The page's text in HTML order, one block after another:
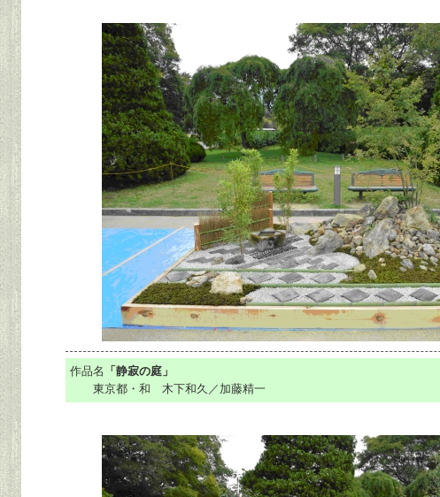
作品名 「静寂の庭」
東京都・和 木下和久／加藤精一